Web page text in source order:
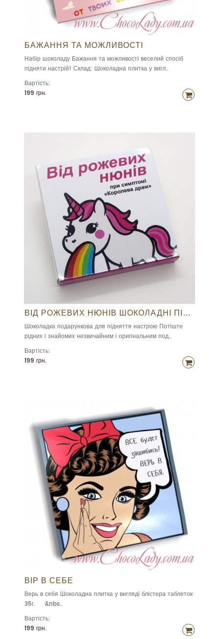
БАЖАННЯ ТА МОЖЛИВОСТІ
Набір шоколаду Бажання та можливості веселий спосіб
підняти настрій! Склад: Шоколадна плитка у вигл..
Вартість:
199 грн.
ВІД РОЖЕВИХ НЮНІВ ШОКОЛАДНІ ПІГУЛКИ
Шоколадка подарункова для підняття настрою Потіште
рідних і знайомих незвичайним і оригінальним под..
Вартість:
199 грн.
ВІР В СЕБЕ
Верь в себя Шоколадна плитка у вигляді блістера таблеток
35г. &nbs..
Вартість:
199 грн.